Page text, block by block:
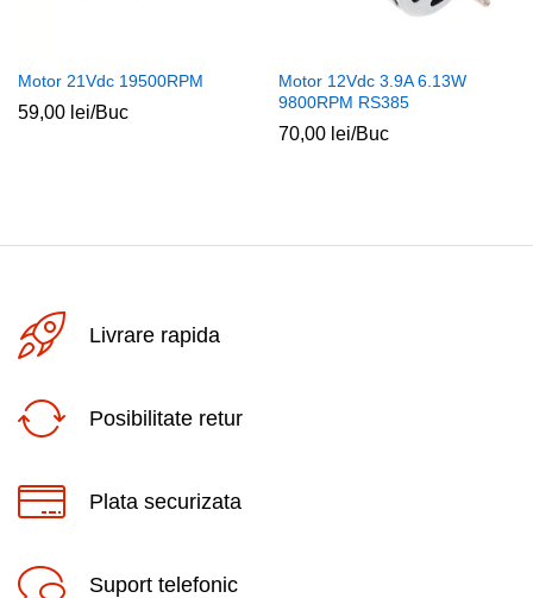
Motor 21Vdc 19500RPM
59,00 lei/Buc
Motor 12Vdc 3.9A 6.13W
9800RPM RS385
70,00 lei/Buc
Livrare rapida
Posibilitate retur
Plata securizata
Suport telefonic